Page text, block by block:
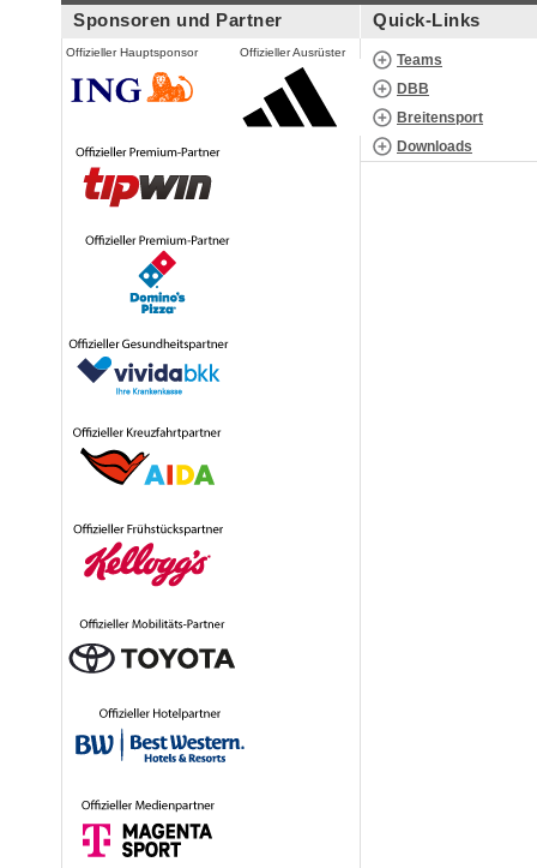
Sponsoren und Partner
Offizieller Hauptsponsor Offizieller Ausrüster
Quick-Links
Teams
DBB
Breitensport
Downloads